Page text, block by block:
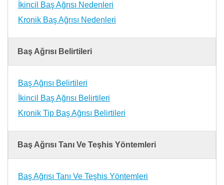
İkincil Baş Ağrısı Nedenleri
Kronik Baş Ağrısı Nedenleri
Baş Ağrısı Belirtileri
Baş Ağrısı Belirtileri
İkincil Baş Ağrısı Belirtileri
Kronik Tip Baş Ağrısı Belirtileri
Baş Ağrısı Tanı Ve Teşhis Yöntemleri
Baş Ağrısı Tanı Ve Teşhis Yöntemleri